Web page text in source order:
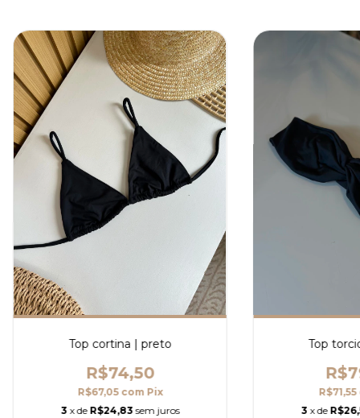
Top cortina | preto
R$74,50
R$67,05 com Pix
3 x de R$24,83 sem juros
Top
R$71,55
3 x de